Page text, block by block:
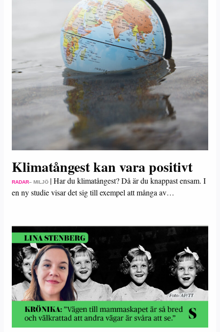
Klimatångest kan vara positivt
RADAR– MILJÖ |Har du klimatångest? Då är du knappast ensam. I
en ny studie visar det sig till exempel att många av…